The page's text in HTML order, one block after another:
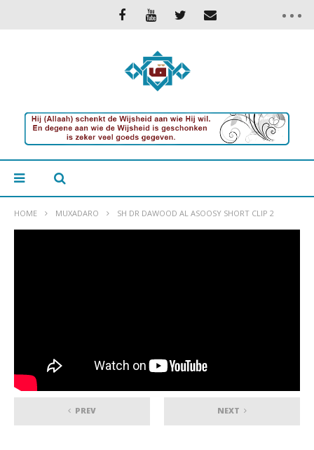
HOME MUXADARO SH DR DAWOOD AL ASOOSY SHORT CLIP 2
PREV NEXT